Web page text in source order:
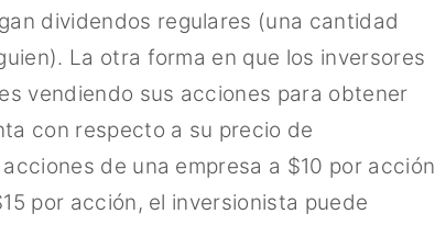
dividendos regulares (una cantidad
La otra forma en que los inversores
vendiendo sus acciones para obtener
con respecto a su precio de
de una empresa a $10 por acción
por acción, el inversionista puede